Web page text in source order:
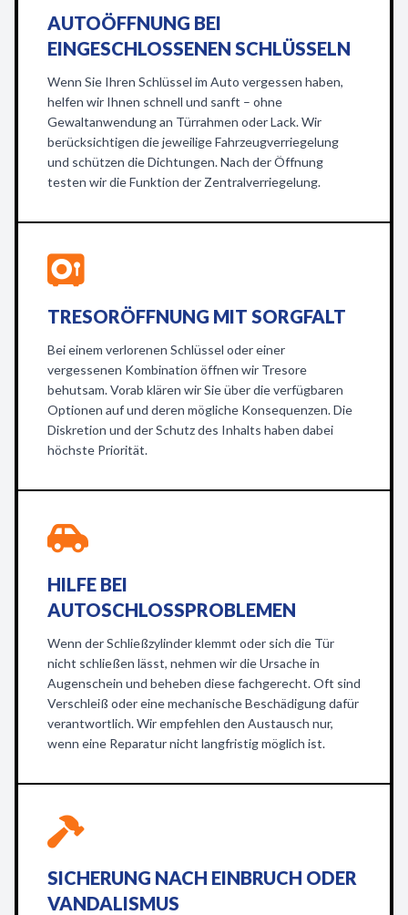
AUTOÖFFNUNG BEI
EINGESCHLOSSENEN SCHLÜSSELN
Wenn Sie Ihren Schlüssel im Auto vergessen haben,
helfen wir Ihnen schnell und sanft – ohne
Gewaltanwendung an Türrahmen oder Lack. Wir
berücksichtigen die jeweilige Fahrzeugverriegelung
und schützen die Dichtungen. Nach der Öffnung
testen wir die Funktion der Zentralverriegelung.
TRESORÖFFNUNG MIT SORGFALT
Bei einem verlorenen Schlüssel oder einer
vergessenen Kombination öffnen wir Tresore
behutsam. Vorab klären wir Sie über die verfügbaren
Optionen auf und deren mögliche Konsequenzen. Die
Diskretion und der Schutz des Inhalts haben dabei
höchste Priorität.
HILFE BEI
AUTOSCHLOSSPROBLEMEN
Wenn der Schließzylinder klemmt oder sich die Tür
nicht schließen lässt, nehmen wir die Ursache in
Augenschein und beheben diese fachgerecht. Oft sind
Verschleiß oder eine mechanische Beschädigung dafür
verantwortlich. Wir empfehlen den Austausch nur,
wenn eine Reparatur nicht langfristig möglich ist.
SICHERUNG NACH EINBRUCH ODER
VANDALISMUS